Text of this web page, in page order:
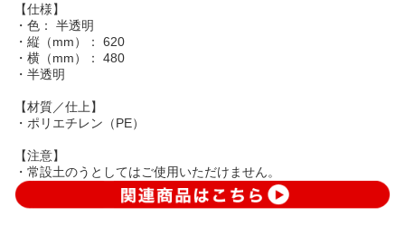
【仕様】
・色： 半透明
・縦（mm）： 620
・横（mm）： 480
・半透明
【材質／仕上】
・ポリエチレン（PE）
【注意】
・常設土のうとしてはご使用いただけません。